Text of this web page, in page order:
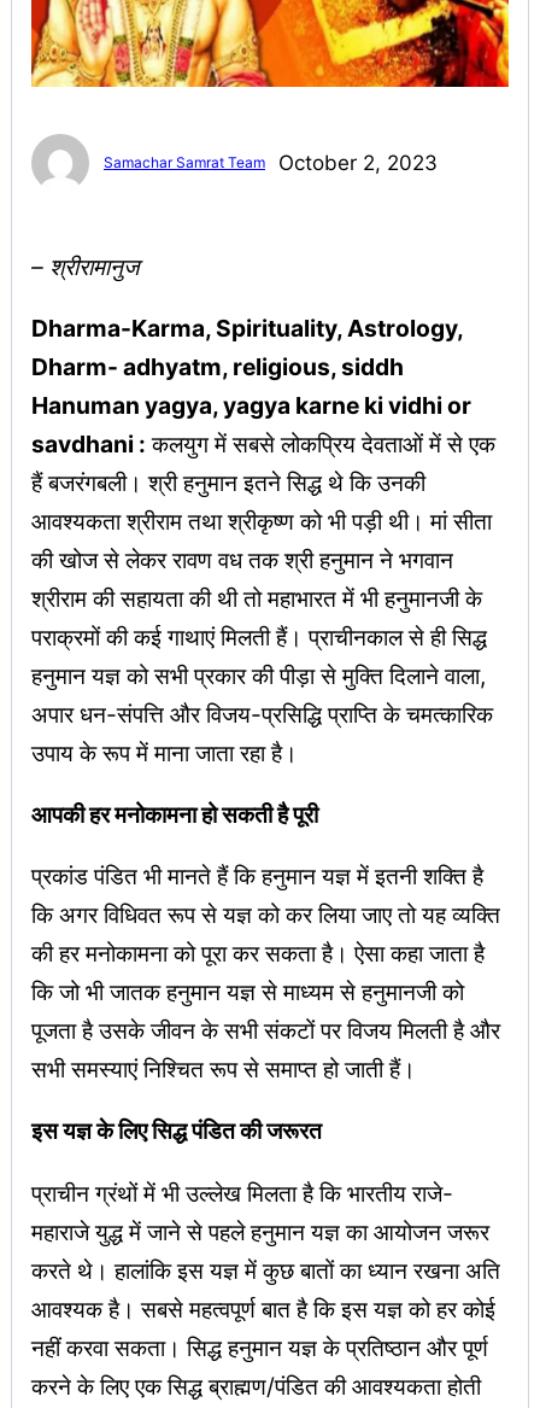
Samachar Samrat Team October 2, 2023
– श्रीरामानुज
Dharma-Karma, Spirituality, Astrology,
Dharm- adhyatm, religious, siddh
Hanuman yagya, yagya karne ki vidhi or
savdhani : कलयुग में सबसे लोकप्रिय देवताओं में से एक
हैं बजरंगबली। श्री हनुमान इतने सिद्ध थे कि उनकी
आवश्यकता श्रीराम तथा श्रीकृष्ण को भी पड़ी थी। मां सीता
की खोज से लेकर रावण वध तक श्री हनुमान ने भगवान
श्रीराम की सहायता की थी तो महाभारत में भी हनुमानजी के
पराक्रमों की कई गाथाएं मिलती हैं। प्राचीनकाल से ही सिद्ध
हनुमान यज्ञ को सभी प्रकार की पीड़ा से मुक्ति दिलाने वाला,
अपार धन-संपत्ति और विजय-प्रसिद्धि प्राप्ति के चमत्कारिक
उपाय के रूप में माना जाता रहा है।
आपकी हर मनोकामना हो सकती है पूरी
प्रकांड पंडित भी मानते हैं कि हनुमान यज्ञ में इतनी शक्ति है
कि अगर विधिवत रूप से यज्ञ को कर लिया जाए तो यह व्यक्ति
की हर मनोकामना को पूरा कर सकता है। ऐसा कहा जाता है
कि जो भी जातक हनुमान यज्ञ से माध्यम से हनुमानजी को
पूजता है उसके जीवन के सभी संकटों पर विजय मिलती है और
सभी समस्याएं निश्चित रूप से समाप्त हो जाती हैं।
इस यज्ञ के लिए सिद्ध पंडित की जरूरत
प्राचीन ग्रंथों में भी उल्लेख मिलता है कि भारतीय राजे-
महाराजे युद्ध में जाने से पहले हनुमान यज्ञ का आयोजन जरूर
करते थे। हालांकि इस यज्ञ में कुछ बातों का ध्यान रखना अति
आवश्यक है। सबसे महत्वपूर्ण बात है कि इस यज्ञ को हर कोई
नहीं करवा सकता। सिद्ध हनुमान यज्ञ के प्रतिष्ठान और पूर्ण
करने के लिए एक सिद्ध ब्राह्मण/पंडित की आवश्यकता होती